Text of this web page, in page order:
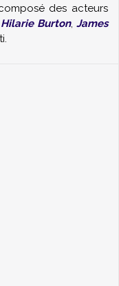
des acteurs
Hilarie Burton,James